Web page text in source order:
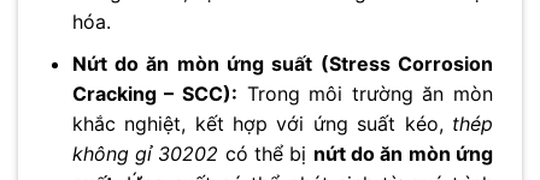
hóa.
Nứt do ăn mòn ứng suất (Stress Corrosion
Cracking – SCC): Trong môi trường ăn mòn
khắc nghiệt, kết hợp với ứng suất kéo, thép
không gỉ 30202 có thể bị nứt do ăn mòn ứng